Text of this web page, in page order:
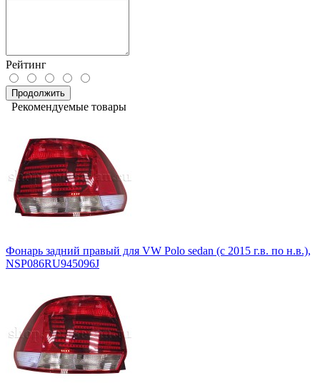
Рейтинг
Продолжить
Рекомендуемые товары
Фонарь задний правый для VW Polo sedan (с 2015 г.в. по н.в.),
NSP086RU945096J